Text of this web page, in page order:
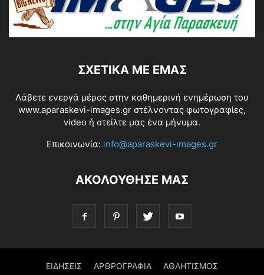
ΣΧΕΤΙΚΆ ΜΕ ΕΜΆΣ
Λάβετε ενεργά μέρος στην καθημερινή ενημέρωση του
www.aparaskevi-images.gr στέλνοντας φωτογραφίες,
video ή στείλτε μας ένα μήνυμα.
Επικοινωνία: info@aparaskevi-images.gr
ΑΚΟΛΟΥΘΗΣΕ ΜΑΣ
ΕΙΔΗΣΕΙΣ ΑΡΘΡΟΓΡΑΦΙΑ ΑΘΛΗΤΙΣΜΟΣ